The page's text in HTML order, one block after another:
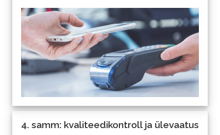
4. samm: kvaliteedikontroll ja ülevaatus